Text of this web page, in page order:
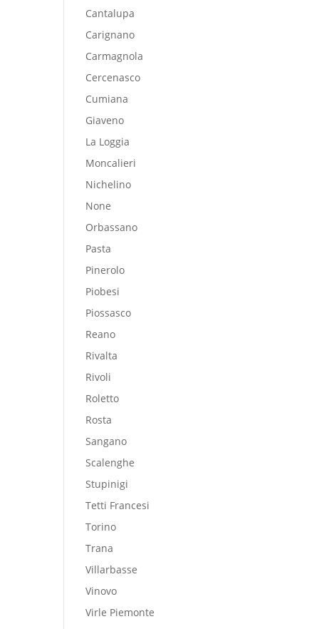
Cantalupa
Carignano
Carmagnola
Cercenasco
Cumiana
Giaveno
La Loggia
Moncalieri
Nichelino
None
Orbassano
Pasta
Pinerolo
Piobesi
Piossasco
Reano
Rivalta
Rivoli
Roletto
Rosta
Sangano
Scalenghe
Stupinigi
Tetti Francesi
Torino
Trana
Villarbasse
Vinovo
Virle Piemonte